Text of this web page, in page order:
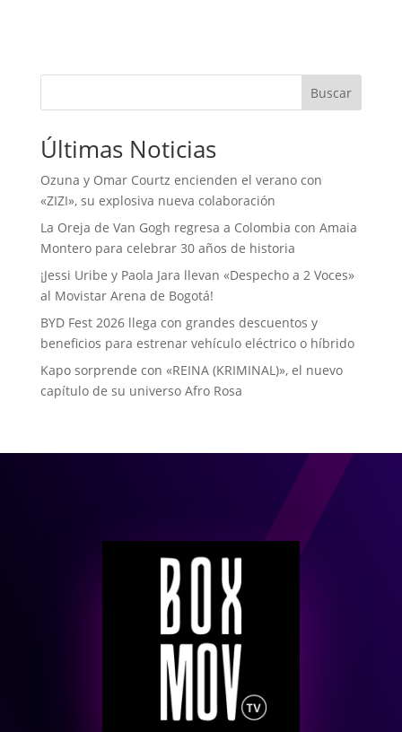
Buscar
Últimas Noticias
Ozuna y Omar Courtz encienden el verano con
«ZIZI», su explosiva nueva colaboración
La Oreja de Van Gogh regresa a Colombia con Amaia
Montero para celebrar 30 años de historia
¡Jessi Uribe y Paola Jara llevan «Despecho a 2 Voces»
al Movistar Arena de Bogotá!
BYD Fest 2026 llega con grandes descuentos y
beneficios para estrenar vehículo eléctrico o híbrido
Kapo sorprende con «REINA (KRIMINAL)», el nuevo
capítulo de su universo Afro Rosa